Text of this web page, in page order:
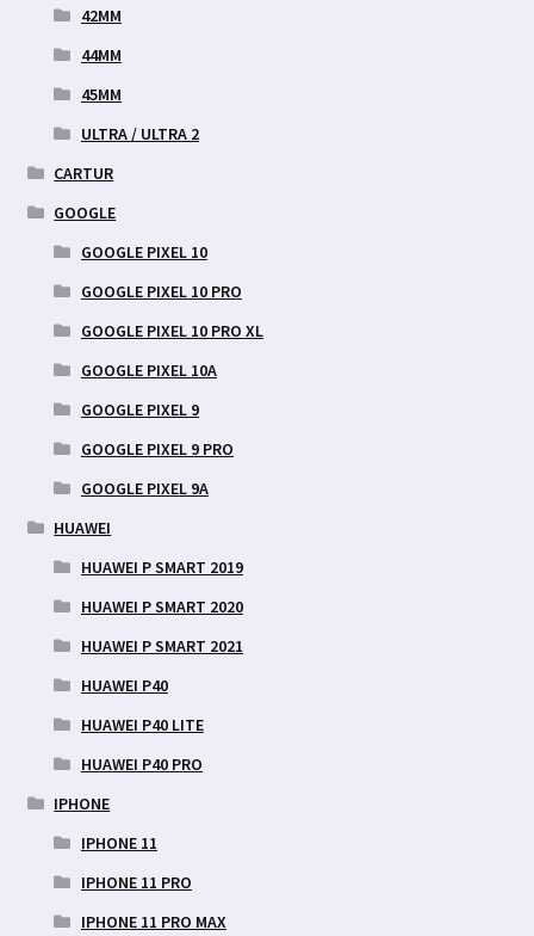
42MM
44MM
45MM
ULTRA / ULTRA 2
CARTUR
GOOGLE
GOOGLE PIXEL 10
GOOGLE PIXEL 10 PRO
GOOGLE PIXEL 10 PRO XL
GOOGLE PIXEL 10A
GOOGLE PIXEL 9
GOOGLE PIXEL 9 PRO
GOOGLE PIXEL 9A
HUAWEI
HUAWEI P SMART 2019
HUAWEI P SMART 2020
HUAWEI P SMART 2021
HUAWEI P40
HUAWEI P40 LITE
HUAWEI P40 PRO
IPHONE
IPHONE 11
IPHONE 11 PRO
IPHONE 11 PRO MAX